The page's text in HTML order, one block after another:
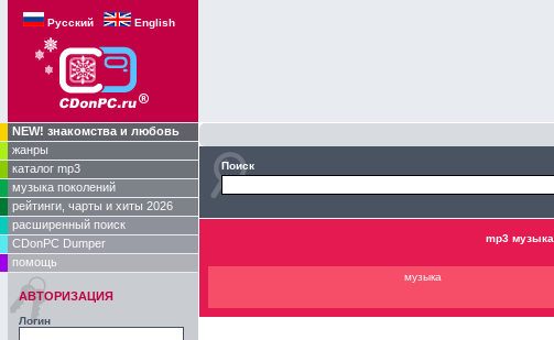
Русский English
NEW! знакомства и любовь
жанры
каталог mp3
музыка поколений
рейтинги, чарты и хиты 2026
расширенный поиск
CDonPC Dumper
помощь
АВТОРИЗАЦИЯ
Логин
Поиск
mp3 музыка
музыка